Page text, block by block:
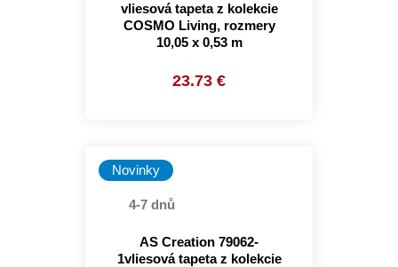
vliesová tapeta z kolekcie
COSMO Living, rozmery
10,05 x 0,53 m
23.73 €
Novinky
4-7 dnů
AS Creation 79062-
1vliesová tapeta z kolekcie